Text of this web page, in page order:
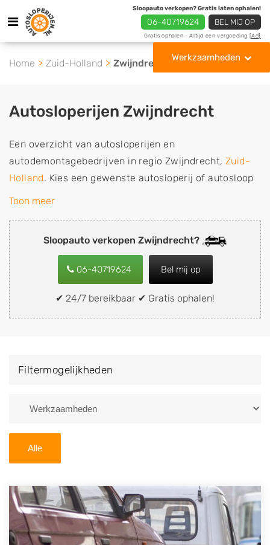
Sloopauto verkopen? Gratis laten ophalen!
06-40719624 BEL MIJ OP
Gratis ophalen - Altijd een vergoeding [Ad]
Werkzaamheden
Home Zuid-Holland Zwijndrecht
Sloopauto verkopen Zwijndrecht?
06-40719624 Bel mij op
✔ 24/7 bereikbaar ✔ Gratis ophalen!
Autosloperijen Zwijndrecht
Een overzicht van autosloperijen en
autodemontagebedrijven in regio Zwijndrecht, Zuid-
Holland. Kies een gewenste autosloperij of autosloop
uit de lijst die gespecialiseerd is in de verkoop van
de inkoop van sloopauto's, schadeauto's en
tweedehands auto's (ook zonder apk keuring). Wilt u
uw auto, camper, vrachtwagen, motor of brommobiel
snel en eenvoudig verkopen aan een
demontagebedrijf in de buurt, deze zelf wegbrengen
naar de sloop of deze liever laten ophalen op een
van Zwijndrecht en ontvang een vergoeding voor uw
Zoekt u liever naar een sloperij in een andere plaats of
U kunt er ook voor kiezen om direct uw sloopauto te
verkopen en op te laten halen door de Sloopauto
Ophaaldienst van Autosloperijen.nl. Wij kunnen uw
auto gratis ophalen in Zwijndrecht. Neem
Toon meer
Filtermogelijkheden
Alle